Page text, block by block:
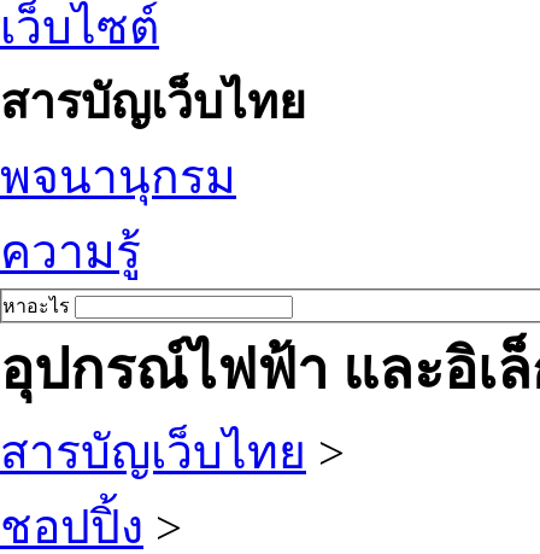
เว็บไซต์
สารบัญเว็บไทย
พจนานุกรม
ความรู้
หาอะไร
อุปกรณ์ไฟฟ้า และอิเ
สารบัญเว็บไทย >
ชอปปิ้ง >